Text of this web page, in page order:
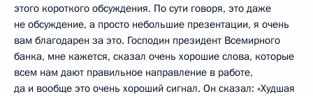
этого короткого обсуждения. По сути говоря, это даже
не обсуждение, а просто небольшие презентации, я очень
вам благодарен за это. Господин президент Всемирного
банка, мне кажется, сказал очень хорошие слова, которые
всем нам дают правильное направление в работе,
да и вообще это очень хороший сигнал. Он сказал: «Худшая